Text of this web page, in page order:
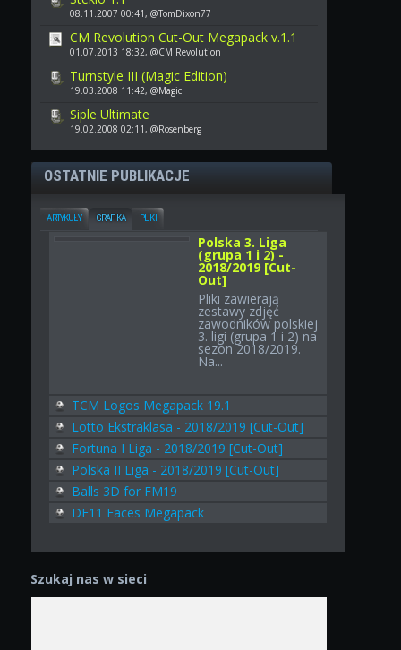
08.11.2007 00:41, @TomDixon77
CM Revolution Cut-Out Megapack v.1.1
01.07.2013 18:32, @CM Revolution
Turnstyle III (Magic Edition)
19.03.2008 11:42, @Magic
Siple Ultimate
19.02.2008 02:11, @Rosenberg
OSTATNIE PUBLIKACJE
ARTYKUŁY GRAFIKA PLIKI
Polska 3. Liga
(grupa 1 i 2) -
2018/2019 [Cut-
Out]
Pliki zawierają
zestawy zdjęć
zawodników polskiej
3. ligi (grupa 1 i 2) na
sezon 2018/2019.
Na...
TCM Logos Megapack 19.1
Lotto Ekstraklasa - 2018/2019 [Cut-Out]
Fortuna I Liga - 2018/2019 [Cut-Out]
Polska II Liga - 2018/2019 [Cut-Out]
Balls 3D for FM19
DF11 Faces Megapack
Szukaj nas w sieci